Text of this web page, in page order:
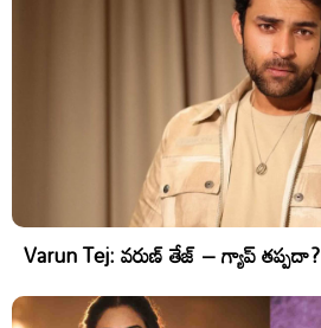
Varun Tej: వరుణ్ తేజ్ – గ్యాప్ తప్పదా?